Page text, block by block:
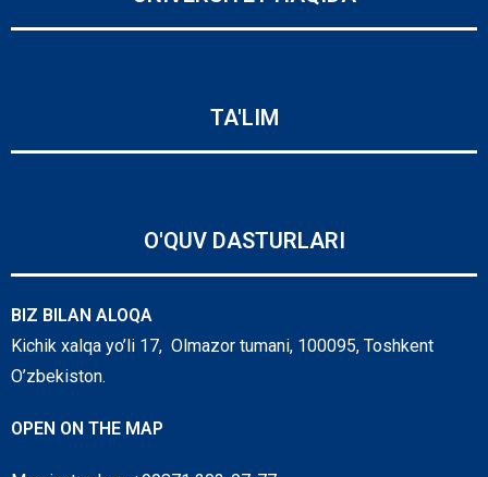
TA'LIM
O'QUV DASTURLARI
BIZ BILAN ALOQA
Kichik xalqa yo’li 17, Olmazor tumani, 100095, Toshkent
O’zbekiston.
OPEN ON THE MAP